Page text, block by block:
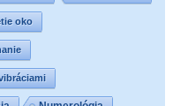
oko